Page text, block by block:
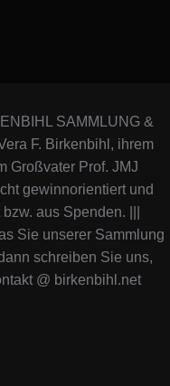
SAMMLUNG &
F. Birkenbihl, ihrem
Großvater Prof. JMJ
gewinnorientiert und
aus Spenden. |||
Sie unserer Sammlung
schreiben Sie uns,
@ birkenbihl.net